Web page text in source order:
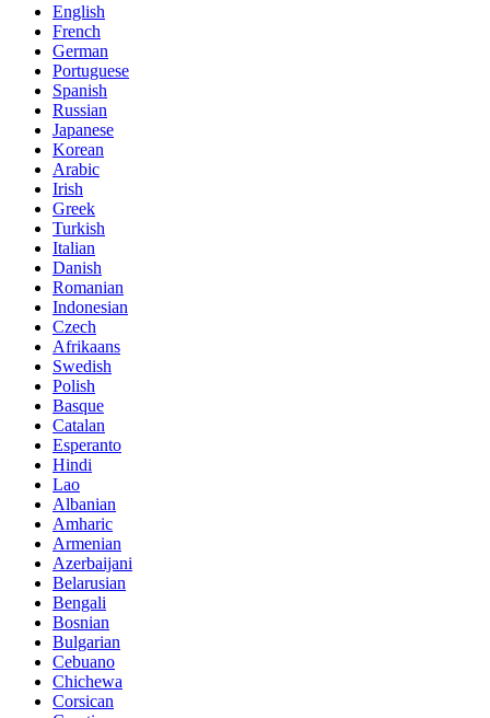
English
French
German
Portuguese
Spanish
Russian
Japanese
Korean
Arabic
Irish
Greek
Turkish
Italian
Danish
Romanian
Indonesian
Czech
Afrikaans
Swedish
Polish
Basque
Catalan
Esperanto
Hindi
Lao
Albanian
Amharic
Armenian
Azerbaijani
Belarusian
Bengali
Bosnian
Bulgarian
Cebuano
Chichewa
Corsican